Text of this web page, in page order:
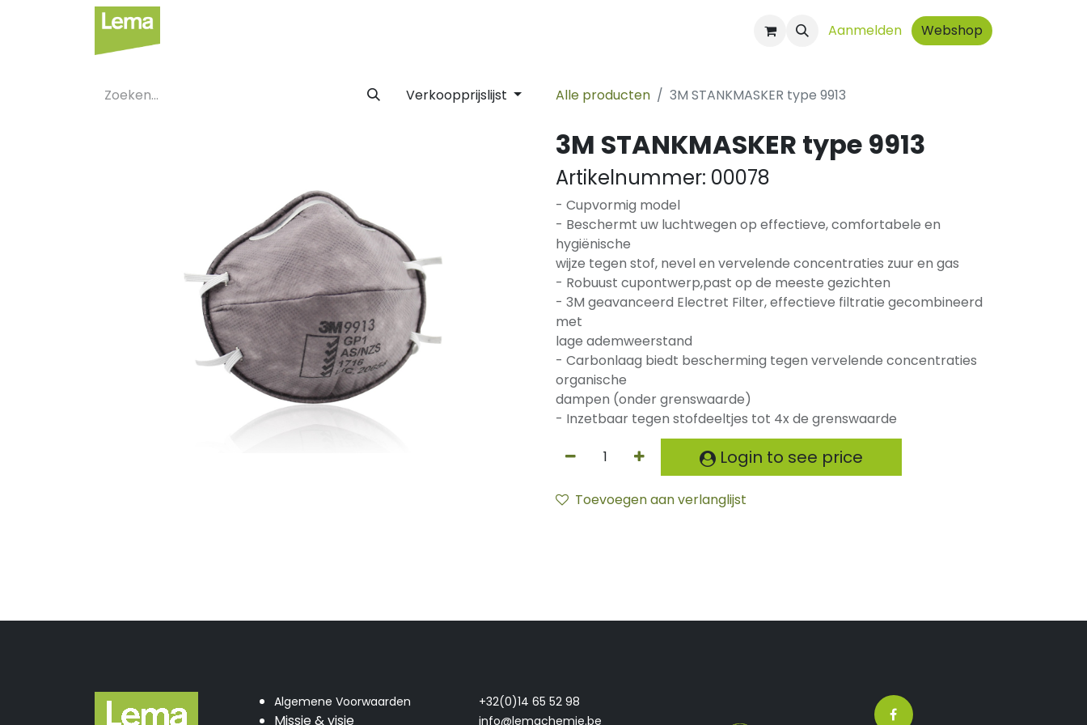
Aanmelden Webshop
Verkoopprijslijst Alle producten 3M STANKMASKER type 9913
3M STANKMASKER type 9913
Artikelnummer: 00078
- Cupvormig model
- Beschermt uw luchtwegen op effectieve, comfortabele en
hygiënische
wijze tegen stof, nevel en vervelende concentraties zuur en gas
- Robuust cupontwerp,past op de meeste gezichten
- 3M geavanceerd Electret Filter, effectieve filtratie gecombineerd
met
lage ademweerstand
- Carbonlaag biedt bescherming tegen vervelende concentraties
organische
dampen (onder grenswaarde)
- Inzetbaar tegen stofdeeltjes tot 4x de grenswaarde
Login to see price
Toevoegen aan verlanglijst
Algemene Voorwaarden
Missie & visie
+32(0)14 65 52 98
info@lemachemie.be